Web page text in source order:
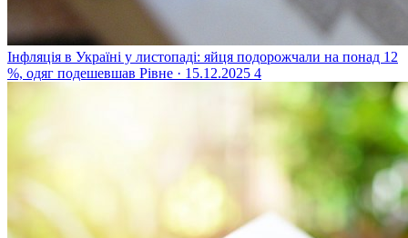
Інфляція в Україні у листопаді: яйця подорожчали на понад 12
%, одяг подешевшав Рівне · 15.12.2025 4